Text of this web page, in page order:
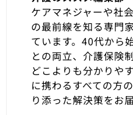
ケアマネジャーや社
の最前線を知る専門
ています。40代から
との両立、介護保険
どこよりも分かりや
に携わるすべての方
り添った解決策をお